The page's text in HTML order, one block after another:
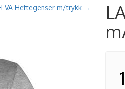
Hettegenser m/trykk →